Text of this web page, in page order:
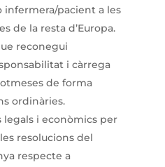
infermera/pacient a les
de la resta d’Europa.
reconegui
i càrrega
de forma
ordinàries.
i econòmics per
resolucions del
respecte a